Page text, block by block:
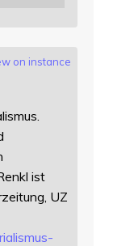
on instance
ist
UZ
smus-